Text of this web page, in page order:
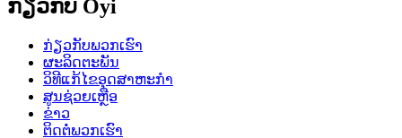
ກ່ຽວກັບ Oyi
ກ່ຽວກັບພວກເຮົາ
ຜະລິດຕະພັນ
ວິທີແກ້ໄຂອຸດສາຫະກໍາ
ສູນຊ່ວຍເຫຼືອ
ຂ່າວ
ຕິດຕໍ່ພວກເຮົາ